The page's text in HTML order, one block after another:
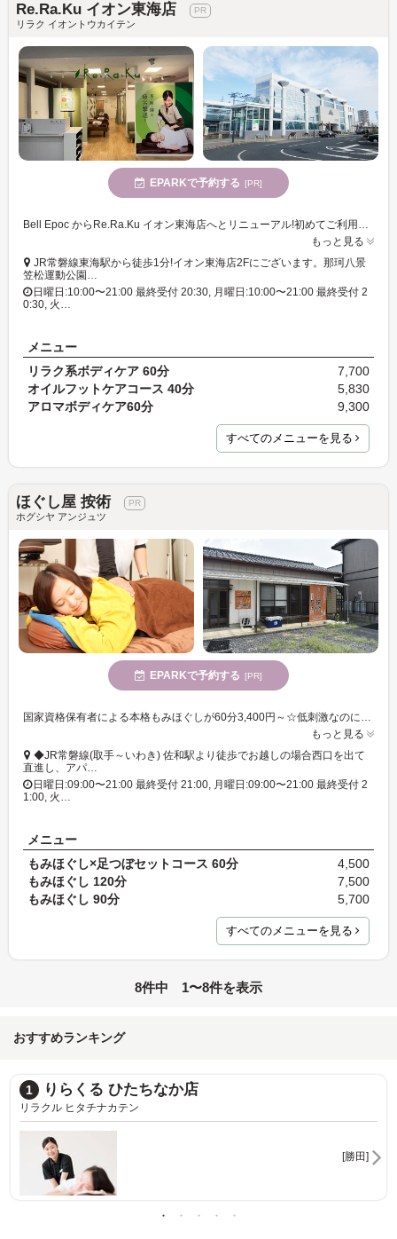
Re.Ra.Ku イオン東海店
リラク イオントウカイテン
EPARKで予約する [PR]
Bell Epoc からRe.Ra.Ku イオン東海店へとリニューアル!初めてご利用の方は60分7,700円→5,000円(税込)
もっと見る
JR常磐線東海駅から徒歩1分!イオン東海店2Fにございます。那珂八景
笠松運動公園…
日曜日:10:00〜21:00 最終受付 20:30, 月曜日:10:00〜21:00 最終受付 2
0:30, 火…
メニュー
リラク系ボディケア 60分
7,700
オイルフットケアコース 40分
5,830
アロマボディケア60分
9,300
すべてのメニューを見る
ほぐし屋 按術
ホグシヤ アンジュツ
EPARKで予約する [PR]
国家資格保有者による本格もみほぐしが60分3,400円～☆低刺激なのに奥まで届く「面押し」をメインに、お悩み箇所に的確にアプローチ♪
もっと見る
◆JR常磐線(取手～いわき) 佐和駅より徒歩でお越しの場合西口を出て
直進し、アパ…
日曜日:09:00〜21:00 最終受付 21:00, 月曜日:09:00〜21:00 最終受付 2
1:00, 火…
メニュー
もみほぐし×足つぼセットコース 60分
4,500
もみほぐし 120分
7,500
もみほぐし 90分
5,700
すべてのメニューを見る
8件中 1〜8件を表示
おすすめランキング
ちなか店